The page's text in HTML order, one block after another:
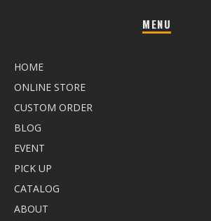
MENU
HOME
ONLINE STORE
CUSTOM ORDER
BLOG
EVENT
PICK UP
CATALOG
ABOUT